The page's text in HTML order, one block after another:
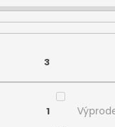
3
1